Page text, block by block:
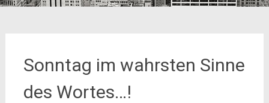
Sonntag im wahrsten Sinne
des Wortes…!